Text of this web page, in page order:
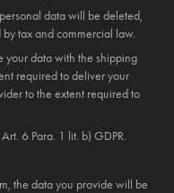
data will be deleted,
tax and commercial law.
your data with the shipping
required to deliver your
to the extent required to
6 Para. 1 lit. b) GDPR.
the data you provide will be